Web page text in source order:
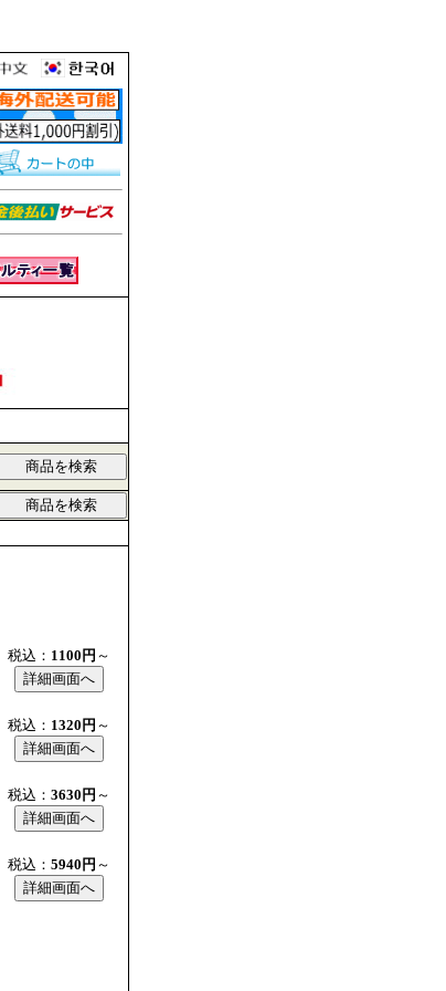
税込： 1100円 ～
税込： 1320円 ～
税込： 3630円 ～
税込： 5940円 ～